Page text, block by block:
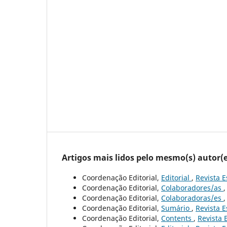
Artigos mais lidos pelo mesmo(s)
Coordenação Editorial, Editorial , Revista
Coordenação Editorial, Colaboradores/as ,
Coordenação Editorial, Colaboradoras/es ,
Coordenação Editorial, Sumário , Revista
Coordenação Editorial, Contents , Revista